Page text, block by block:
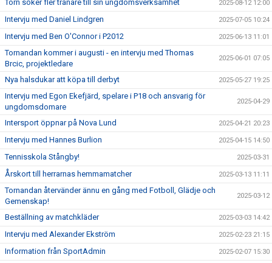
Torn söker fler tränare till sin ungdomsverksamhet 2025-08-12 12:00
Intervju med Daniel Lindgren 2025-07-05 10:24
Intervju med Ben O'Connor i P2012 2025-06-13 11:01
Tornandan kommer i augusti - en intervju med Thomas
Brcic, projektledare
2025-06-01 07:05
Nya halsdukar att köpa till derbyt 2025-05-27 19:25
Intervju med Egon Ekefjärd, spelare i P18 och ansvarig för
ungdomsdomare
2025-04-29
Intersport öppnar på Nova Lund 2025-04-21 20:23
Intervju med Hannes Burlion 2025-04-15 14:50
Tennisskola Stångby! 2025-03-31
Årskort till herrarnas hemmamatcher 2025-03-13 11:11
Tornandan återvänder ännu en gång med Fotboll, Glädje och
Gemenskap!
2025-03-12
Beställning av matchkläder 2025-03-03 14:42
Intervju med Alexander Ekström 2025-02-23 21:15
Information från SportAdmin 2025-02-07 15:30